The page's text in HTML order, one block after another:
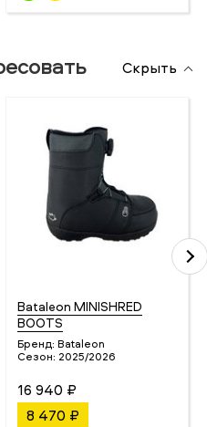
Скрыть
Bataleon MINISHRED
BOOTS
Бренд: Bataleon
Сезон: 2025/2026
16 940 ₽
8 470 ₽